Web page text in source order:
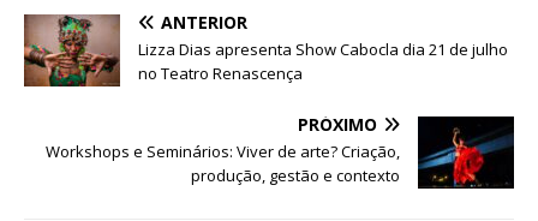
o
o
p
p
g
e
m n
ANTERIOR
Lizza Dias apresenta Show Cabocla dia 21 de julho
no Teatro Renascença
PRÓXIMO
Workshops e Seminários: Viver de arte? Criação,
produção, gestão e contexto